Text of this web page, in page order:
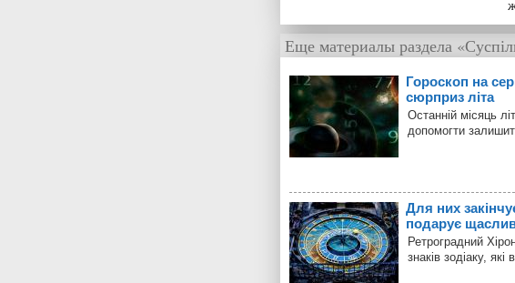
Еще материалы раздела
Гороскоп на
сюрприз літа
Останній місяць
допомогти
Для них
подарує
Ретроградний
знаків зодіаку,